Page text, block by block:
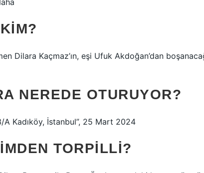
Dilara Kaçmaz’ın, eşi Ufuk Akdoğan’dan
NEREDE OTURUYOR?
A Kadıköy, İstanbul”, 25 Mart 2024
TORPILLI?